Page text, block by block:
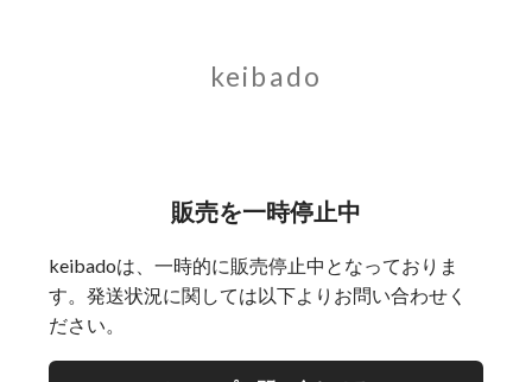
keibado
販売を一時停止中
keibadoは、一時的に販売停止中となっておりま
す。発送状況に関しては以下よりお問い合わせく
ださい。